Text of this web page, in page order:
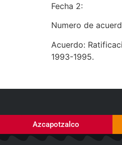
Fecha 2:
Numero de
Acuerdo:
1993-1995.
Azcapotzalco